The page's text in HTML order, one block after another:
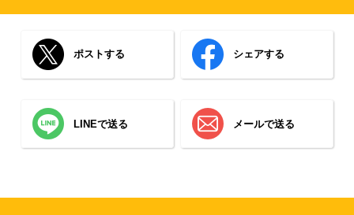
ポストする シェアする
LINEで送る メールで送る